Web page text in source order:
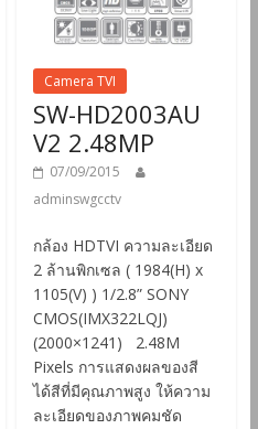
Camera TVI
SW-HD2003AU
V2 2.48MP
07/09/2015
adminswgcctv
กล้อง HDTVI ความละเอียด
2 ล้านพิกเซล ( 1984(H) x
1105(V) ) 1/2.8” SONY
CMOS(IMX322LQJ)
(2000×1241) 2.48M
Pixels การแสดงผลของสี
ได้สีที่มีคุณภาพสูง ให้ความ
ละเอียดของภาพคมชัด